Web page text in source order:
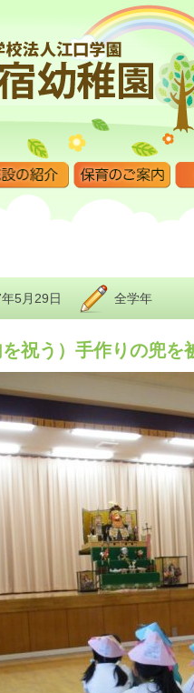
5月29日 全学年
を祝う）手作りの兜